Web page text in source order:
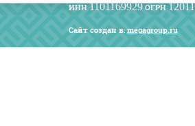
ИНН1101169929ОГРН
Сайт создан в:megagroup.ru